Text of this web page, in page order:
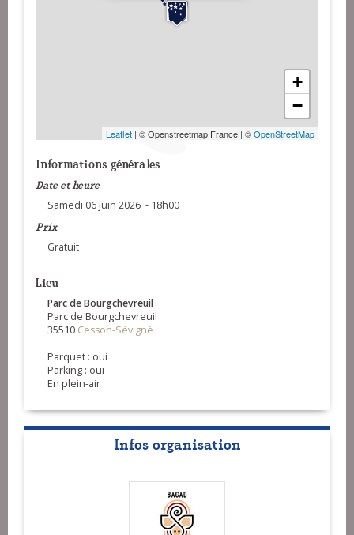
+
−
Leaflet | © Openstreetmap France | ©OpenStreetMap
Informations générales
Date et heure
Samedi 06 juin 2026 - 18h00
Prix
Gratuit
Lieu
Parc de Bourgchevreuil
Parc de Bourgchevreuil
35510 Cesson-Sévigné
Parquet : oui
Parking : oui
En plein-air
Infos organisation